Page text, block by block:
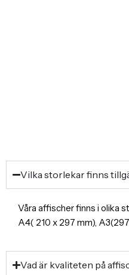
Vilka storlekar finns
Våra affischer finns i olika
A4( 210 x 297 mm),
Vad är kvaliteten på